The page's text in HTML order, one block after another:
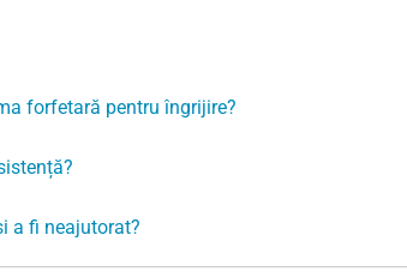
forfetară pentru îngrijire?
a fi neajutorat?